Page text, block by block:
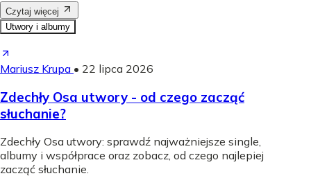
Czytaj więcej
Utwory i albumy
Mariusz Krupa • 22 lipca 2026
Zdechły Osa utwory - od czego zacząć
słuchanie?
Zdechły Osa utwory: sprawdź najważniejsze single,
albumy i współprace oraz zobacz, od czego najlepiej
zacząć słuchanie.